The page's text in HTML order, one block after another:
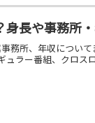
長や事務所
務所、年収につい
ラー番組、クロス